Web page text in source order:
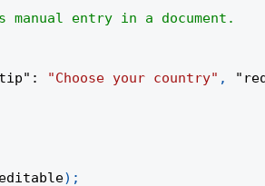
entry in a document.
: "Choose your country" ,
) ;